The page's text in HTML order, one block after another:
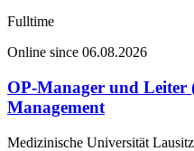
Fulltime
Online since 06.08.2026
OP-Manager und Leiter
Management
Medizinische Universität